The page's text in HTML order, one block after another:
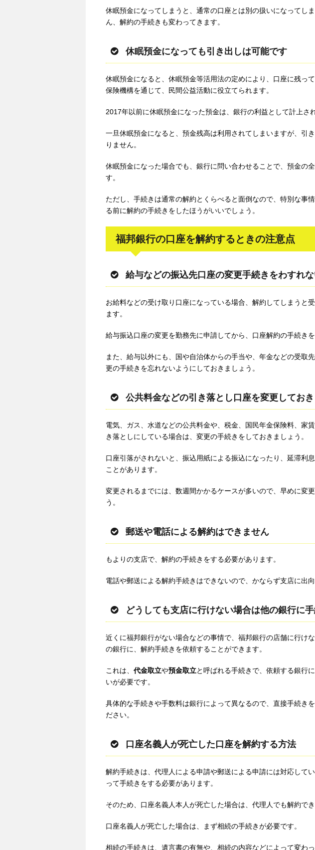
休眠預金になってしまうと、通常の口座とは別の扱いになってし
ん、解約の手続きも変わってきます。
休眠預金になっても引き出しは可能です
休眠預金になると、休眠預金等活用法の定めにより、口座に残っ
保険機構を通じて、民間公益活動に役立てられます。
2017年以前に休眠預金になった預金は、銀行の利益として計上さ
一旦休眠預金になると、預金残高は利用されてしまいますが、引
りません。
休眠預金になった場合でも、銀行に問い合わせることで、預金の
す。
ただし、手続きは通常の解約とくらべると面倒なので、特別な事
る前に解約の手続きをしたほうがいいでしょう。
福邦銀行の口座を解約するときの注意点
給与などの振込先口座の変更手続きをわすれ
お給料などの受け取り口座になっている場合、解約してしまうと
ます。
給与振込口座の変更を勤務先に申請してから、口座解約の手続きを
また、給与以外にも、国や自治体からの手当や、年金などの受取
更の手続きを忘れないようにしておきましょう。
公共料金などの引き落とし口座を変更しておき
電気、ガス、水道などの公共料金や、税金、国民年金保険料、家
き落としにしている場合は、変更の手続きをしておきましょう。
口座引落がされないと、振込用紙による振込になったり、延滞利
ことがあります。
変更されるまでには、数週間かかるケースが多いので、早めに変
う。
郵送や電話による解約はできません
もよりの支店で、解約の手続きをする必要があります。
電話や郵送による解約手続きはできないので、かならず支店に出向
どうしても支店に行けない場合は他の銀行に
近くに福邦銀行がない場合などの事情で、福邦銀行の店舗に行け
の銀行に、解約手続きを依頼することができます。
これは、 代金取立や預金取立と呼ばれる手続きで、依頼する銀行
いが必要です。
具体的な手続きや手数料は銀行によって異なるので、直接手続き
ださい。
口座名義人が死亡した口座を解約する方法
解約手続きは、代理人による申請や郵送による申請には対応して
って手続きをする必要があります。
そのため、口座名義人本人が死亡した場合は、代理人でも解約でき
口座名義人が死亡した場合は、まず相続の手続きが必要です。
相続の手続きは、遺言書の有無や、相続の内容などによって変わ